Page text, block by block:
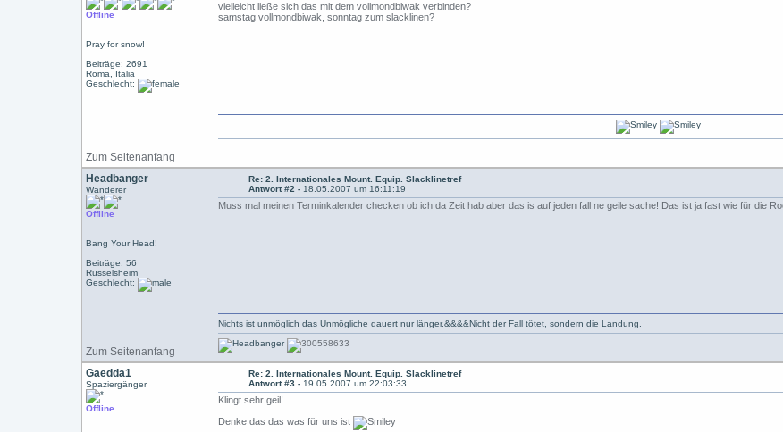
Offline
Pray for snow!
Beiträge: 2691
Roma, Italia
Geschlecht:
vielleicht ließe sich das mit dem vollmondbiwak verbinden?
samstag vollmondbiwak, sonntag zum slacklinen?
Zum Seitenanfang
Headbanger
Wanderer
Offline
Bang Your Head!
Beiträge: 56
Rüsselsheim
Geschlecht:
Re: 2. Internationales Mount. Equip. Slacklinetref
Antwort #2 - 18.05.2007 um 16:11:19
Muss mal meinen Terminkalender checken ob ich da Zeit hab aber das is auf jeden fall ne geile sache! Das ist ja fast wie für die
Zum Seitenanfang
Nichts ist unmöglich das Unmögliche dauert nur länger.&&&&Nicht der Fall tötet, sondern die Landung.
Gaedda1
Spaziergänger
Offline
Re: 2. Internationales Mount. Equip. Slacklinetref
Antwort #3 - 19.05.2007 um 22:03:33
Klingt sehr geil!
Denke das das was für uns ist